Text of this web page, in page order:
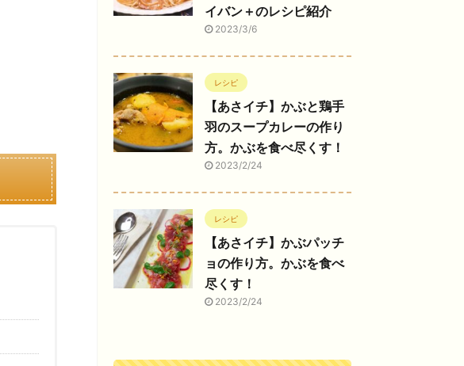
イバン＋のレシピ紹介
2023/3/6
レシピ
【あさイチ】かぶと鶏手
羽のスープカレーの作り
方。かぶを食べ尽くす！
2023/2/24
レシピ
【あさイチ】かぶパッチ
ョの作り方。かぶを食べ
尽くす！
2023/2/24